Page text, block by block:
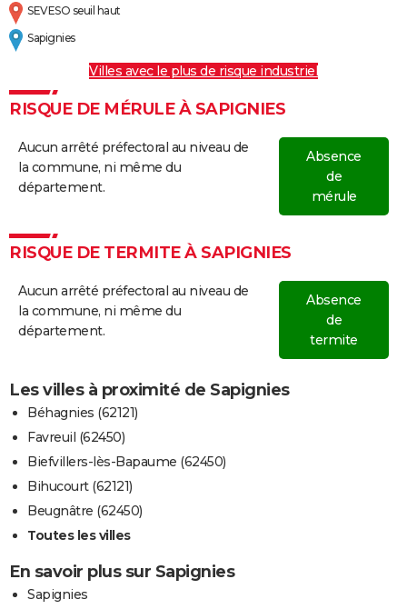
SEVESO seuil haut
Sapignies
Villes avec le plus de risque industriel
RISQUE DE MÉRULE À SAPIGNIES
Aucun arrêté préfectoral au niveau de
la commune, ni même du
département.
Absence
de
mérule
RISQUE DE TERMITE À SAPIGNIES
Aucun arrêté préfectoral au niveau de
la commune, ni même du
département.
Absence
de
termite
Les villes à proximité de Sapignies
Béhagnies (62121)
Favreuil (62450)
Biefvillers-lès-Bapaume (62450)
Bihucourt (62121)
Beugnâtre (62450)
Toutes les villes
En savoir plus sur Sapignies
Sapignies